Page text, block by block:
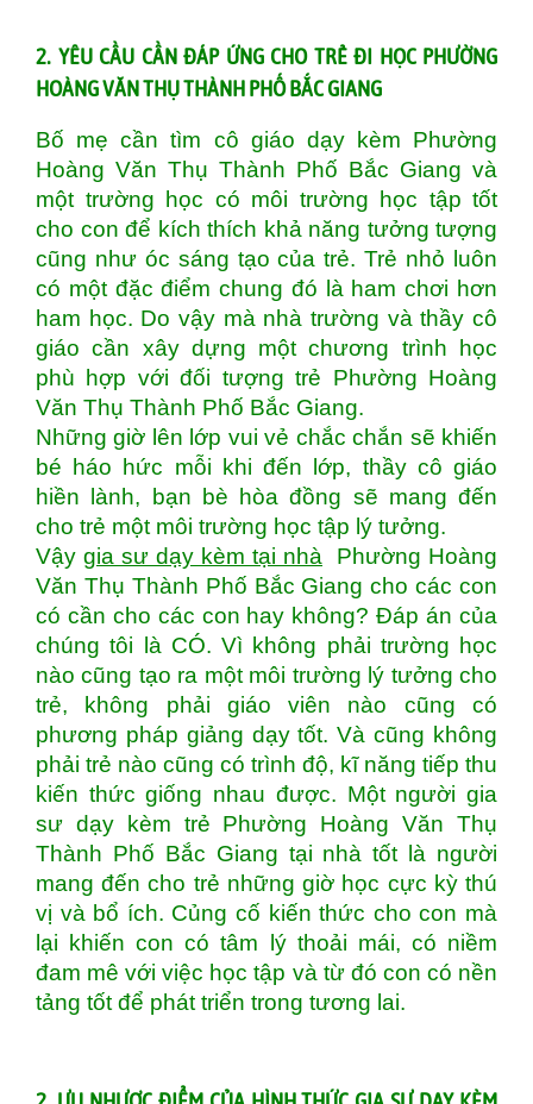
2. YÊU CẦU CẦN ĐÁP ỨNG CHO TRẺ ĐI HỌC PHƯỜNG
HOÀNG VĂN THỤ THÀNH PHỐ BẮC GIANG
Bố mẹ cần tìm cô giáo dạy kèm Phường
Hoàng Văn Thụ Thành Phố Bắc Giang và
một trường học có môi trường học tập tốt
cho con để kích thích khả năng tưởng tượng
cũng như óc sáng tạo của trẻ. Trẻ nhỏ luôn
có một đặc điểm chung đó là ham chơi hơn
ham học. Do vậy mà nhà trường và thầy cô
giáo cần xây dựng một chương trình học
phù hợp với đối tượng trẻ Phường Hoàng
Văn Thụ Thành Phố Bắc Giang.
Những giờ lên lớp vui vẻ chắc chắn sẽ khiến
bé háo hức mỗi khi đến lớp, thầy cô giáo
hiền lành, bạn bè hòa đồng sẽ mang đến
cho trẻ một môi trường học tập lý tưởng.
Vậy gia sư dạy kèm tại nhà Phường Hoàng
Văn Thụ Thành Phố Bắc Giang cho các con
có cần cho các con hay không? Đáp án của
chúng tôi là CÓ. Vì không phải trường học
nào cũng tạo ra một môi trường lý tưởng cho
trẻ, không phải giáo viên nào cũng có
phương pháp giảng dạy tốt. Và cũng không
phải trẻ nào cũng có trình độ, kĩ năng tiếp thu
kiến thức giống nhau được. Một người gia
sư dạy kèm trẻ Phường Hoàng Văn Thụ
Thành Phố Bắc Giang tại nhà tốt là người
mang đến cho trẻ những giờ học cực kỳ thú
vị và bổ ích. Củng cố kiến thức cho con mà
lại khiến con có tâm lý thoải mái, có niềm
đam mê với việc học tập và từ đó con có nền
tảng tốt để phát triển trong tương lai.